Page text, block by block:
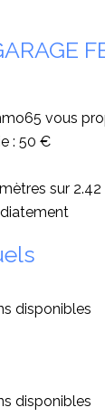
vous
: 50 €
sur
disponibles
disponibles